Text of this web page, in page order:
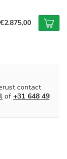
€2.875,00
contact
of +31 648 49